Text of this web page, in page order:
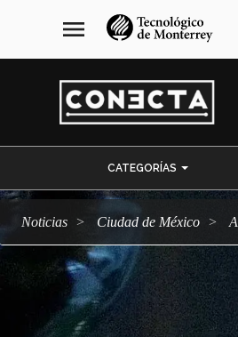
navegación
principal
menu
CATEGORÍAS
Noticias Ciudad de México